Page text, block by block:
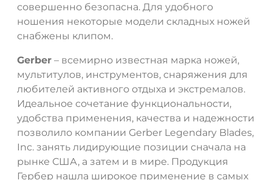
совершенно безопасна. Для удобного
ношения некоторые модели складных ножей
снабжены клипом.
Gerber – всемирно известная марка ножей,
мультитулов, инструментов, снаряжения для
любителей активного отдыха и экстремалов.
Идеальное сочетание функциональности,
удобства применения, качества и надежности
позволило компании Gerber Legendary Blades,
Inc. занять лидирующие позиции сначала на
рынке США, а затем и в мире. Продукция
Гербер нашла широкое применение в самых
ДА НЕТ